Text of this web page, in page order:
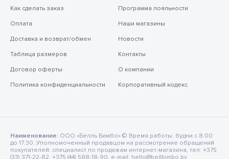
Как сделать заказ
Оплата
Доставка и возврат/обмен
Таблица размеров
Договор оферты
Политика конфиденциальности
Программа лояльности
Наши магазины
Новости
Контакты
О компании
Корпоративный кодекс
Наименование: ООО «Белль Бимбо» © Время работы: будни с 8:00
до 17:30. Уполномоченный продавцом на рассмотрение обращений
покупателей: специалист по продажам интернет-магазина, тел: +375
(33) 371-22-82, +375 (44) 588-18-90, e-mail: hello@bellbimbo.by